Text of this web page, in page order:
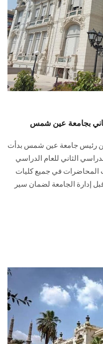
بجامعة عين شمس
رئيس جامعة عين شمس بدأت
الثاني للعام الدراسي
المحاضرات في جميع كليات
إدارة الجامعة لضمان سير